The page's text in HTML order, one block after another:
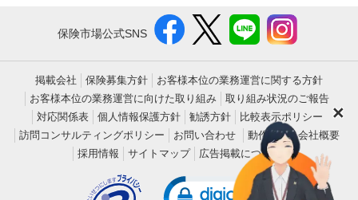
×
保険市場公式SNS
掲載会社 保険募集方針
お客様本位の業務運営に関する方針
お客様本位の業務運営に向けた取り組み
取り組み状況のご報告
対応関係表
個人情報保護方針 勧誘方針
比較表示ポリシー
訪問コンサルティングポリシー
お問い合わせ 動作環境
会社概要
採用情報
サイトマップ 広告掲載について